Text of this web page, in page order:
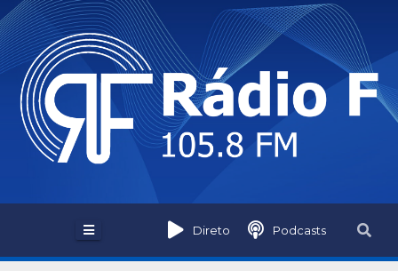
Skip
to
content
Direto Podcasts